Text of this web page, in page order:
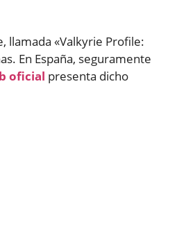
llamada «Valkyrie Profile:
En España, seguramente
oficial presenta dicho